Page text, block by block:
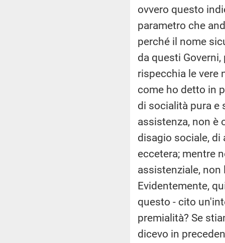
ovvero questo
parametro che
perché il nome
da questi
rispecchia le vere
come ho detto in
di socialità pura e
assistenza, non è
disagio sociale,
eccetera; mentre
assistenziale,
Evidentemente,
questo - cito
premialità? Se
dicevo in